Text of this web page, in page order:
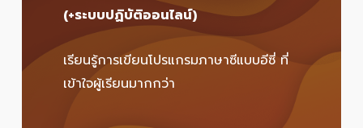
(+ระบบปฏิบัติออนไลน์)
เรียนรู้การเขียนโปรแกรมภาษาซีแบบอีซี่ ที่
เข้าใจผู้เรียนมากกว่า